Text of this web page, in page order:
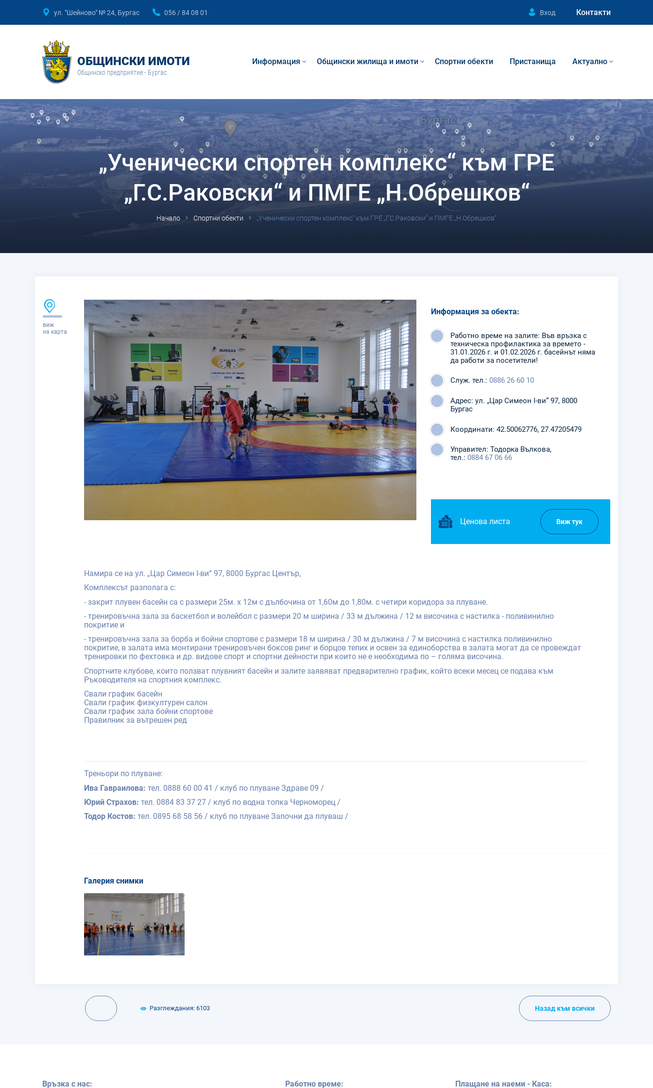
ул. "Шейново" № 24, Бургас 056 / 84 08 01 Вход Контакти
ОБЩИНСКИ ИМОТИ
Общинско предприятие - Бургас
Информация Общински жилища и имоти Спортни обекти Пристанища Актуално
„Ученически спортен комплекс“ към ГРЕ
„Г.С.Раковски“ и ПМГЕ „Н.Обрешков“
Начало Спортни обекти „Ученически спортен комплекс“ към ГРЕ „Г.С.Раковски“ и ПМГЕ „Н.Обрешков“
виж
на карта
Информация за обекта:
Работно време на залите: Във връзка с
техническа профилактика за времето -
31.01.2026 г. и 01.02.2026 г. басейнът няма
да работи за посетители!
Служ. тел.: 0886 26 60 10
Адрес: ул. „Цар Симеон I-ви“ 97, 8000
Бургас
Координати: 42.50062776, 27.47205479
Управител: Тодорка Вълкова,
тел.: 0884 67 06 66
Ценова листа Виж тук
Намира се на ул. „Цар Симеон I-ви“ 97, 8000 Бургас Център,
Комплексът разполага с:
- закрит плувен басейн са с размери 25м. x 12м с дълбочина от 1,60м до 1,80м. с четири коридора за плуване.
- тренировъчна зала за баскетбол и волейбол с размери 20 м ширина / 33 м дължина / 12 м височина с настилка - поливинилно
покритие и
- тренировъчна зала за борба и бойни спортове с размери 18 м ширина / 30 м дължина / 7 м височина с настилка поливинилно
покритие, в залата има монтирани тренировъчен боксов ринг и борцов тепих и освен за единоборства в залата могат да се провеждат
тренировки по фехтовка и др. видове спорт и спортни дейности при които не е необходима по – голяма височина.
Спортните клубове, които ползват плувният басейн и залите заявяват предварително график, който всеки месец се подава към
Ръководителя на спортния комплекс.
Свали график басейн
Свали график физкултурен салон
Свали график зала бойни спортове
Правилник за вътрешен ред
Треньори по плуване:
Ива Гавраилова: тел. 0888 60 00 41 / клуб по плуване Здраве 09 /
Юрий Страхов: тел. 0884 83 37 27 / клуб по водна топка Черноморец /
Тодор Костов: тел. 0895 68 58 56 / клуб по плуване Започни да плуваш /
Галерия снимки
Разглеждания: 6103 Назад към всички
Връзка с нас: Работно време: Плащане на наеми - Каса: